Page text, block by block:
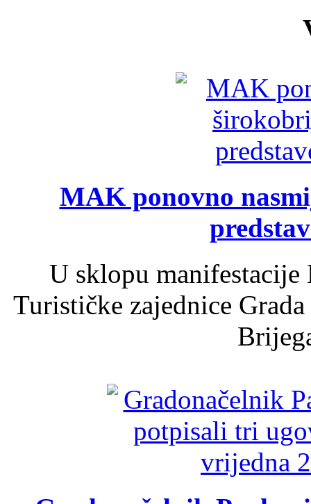
MAK ponovno
U sklopu
Turističke zajednice